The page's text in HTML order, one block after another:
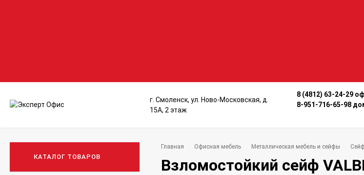
г. Смоленск, ул. Ново-Московская, д.
15А, 2 этаж
8 (4812) 63-24-29
8-951-716-65-98
КАТАЛОГ ТОВАРОВ
Главная Офисная мебель Металлическая мебель и сейфы
Взломостойкий сейф